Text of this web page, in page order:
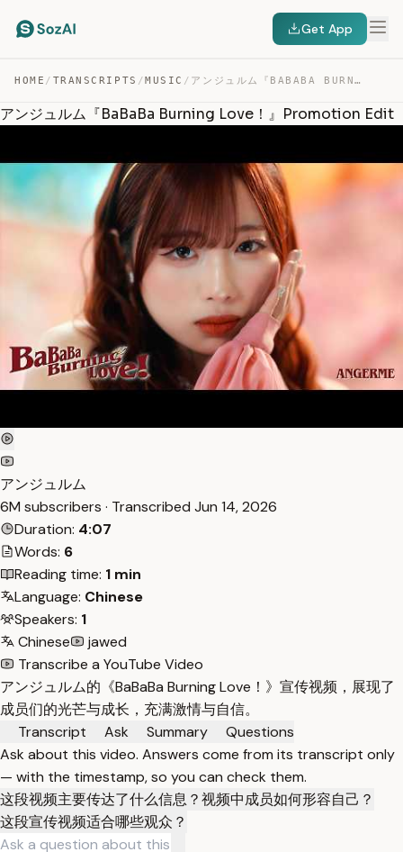
Get App
HOME / TRANSCRIPTS /MUSIC / アンジュルム『BABABA BURNING LOVE！』PROMOTION EDIT — TRANSCRIPT
アンジュルム『BaBaBa Burning Love！』Promotion Edit
アンジュルム
6M subscribers · Transcribed Jun 14, 2026
Duration: 4:07
Words: 6
Reading time: 1 min
Language: Chinese
Speakers: 1
Chinese
jawed
Transcribe a YouTube Video
アンジュルム的《BaBaBa Burning Love！》宣传视频，展现了
成员们的光芒与成长，充满激情与自信。
Transcript
Ask Summary
Questions
Ask about this video. Answers come from its transcript only
— with the timestamp, so you can check them.
这段视频主要传达了什么信息？视频中成员如何形容自己？
这段宣传视频适合哪些观众？